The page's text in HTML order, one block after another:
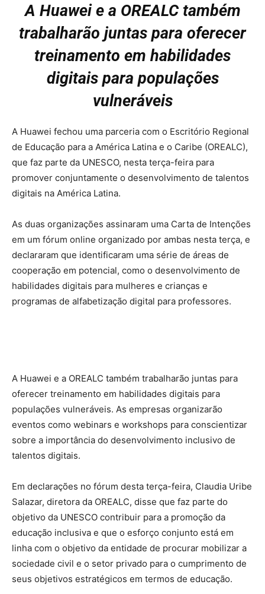
A Huawei e a OREALC também
trabalharão juntas para oferecer
treinamento em habilidades
digitais para populações
vulneráveis
A Huawei fechou uma parceria com o Escritório Regional
de Educação para a América Latina e o Caribe (OREALC),
que faz parte da UNESCO, nesta terça-feira para
promover conjuntamente o desenvolvimento de talentos
digitais na América Latina.
As duas organizações assinaram uma Carta de Intenções
em um fórum online organizado por ambas nesta terça, e
declararam que identificaram uma série de áreas de
cooperação em potencial, como o desenvolvimento de
habilidades digitais para mulheres e crianças e
programas de alfabetização digital para professores.
A Huawei e a OREALC também trabalharão juntas para
oferecer treinamento em habilidades digitais para
populações vulneráveis. As empresas organizarão
eventos como webinars e workshops para conscientizar
sobre a importância do desenvolvimento inclusivo de
talentos digitais.
Em declarações no fórum desta terça-feira, Claudia Uribe
Salazar, diretora da OREALC, disse que faz parte do
objetivo da UNESCO contribuir para a promoção da
educação inclusiva e que o esforço conjunto está em
linha com o objetivo da entidade de procurar mobilizar a
sociedade civil e o setor privado para o cumprimento de
seus objetivos estratégicos em termos de educação.